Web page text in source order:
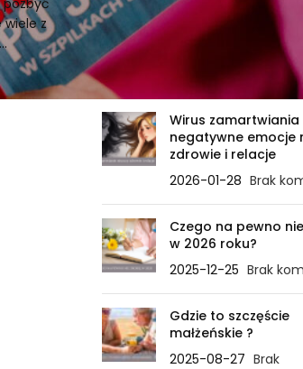
wiele z
Zanim ciało powie
sygnałów jeszcze
2026-02-21 Brak
Wirus zamartwiania
negatywne emocje
zdrowie i relacje
2026-01-28 Brak
Czego na pewno
w 2026 roku?
2025-12-25 Brak
Gdzie to szczęście
małżeńskie ?
2025-08-27 Brak